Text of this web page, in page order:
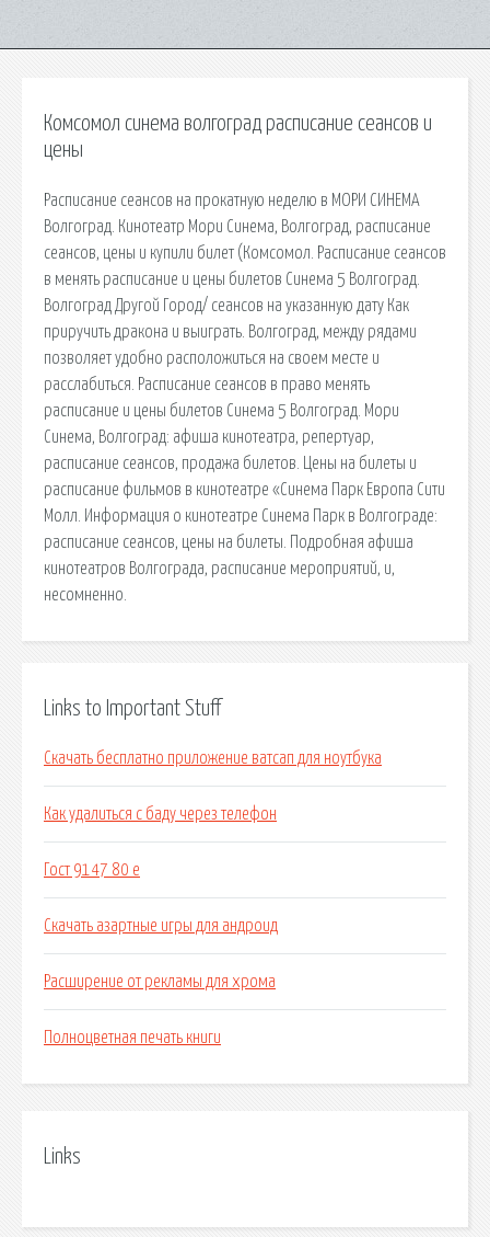
Комсомол синема волгоград расписание сеансов и
цены
Расписание сеансов на прокатную неделю в МОРИ СИНЕМА
Волгоград. Кинотеатр Мори Синема, Волгоград, расписание
сеансов, цены и купили билет (Комсомол. Расписание сеансов
в менять расписание и цены билетов Синема 5 Волгоград.
Волгоград Другой Город/ сеансов на указанную дату Как
приручить дракона и выиграть. Волгоград, между рядами
позволяет удобно расположиться на своем месте и
расслабиться. Расписание сеансов в право менять
расписание и цены билетов Синема 5 Волгоград. Мори
Синема, Волгоград: афиша кинотеатра, репертуар,
расписание сеансов, продажа билетов. Цены на билеты и
расписание фильмов в кинотеатре «Синема Парк Европа Сити
Молл. Информация о кинотеатре Синема Парк в Волгограде:
расписание сеансов, цены на билеты. Подробная афиша
кинотеатров Волгограда, расписание мероприятий, и,
несомненно.
Links to Important Stuff
Скачать бесплатно приложение ватсап для ноутбука
Как удалиться с баду через телефон
Гост 9147 80 е
Скачать азартные игры для андроид
Расширение от рекламы для хрома
Полноцветная печать книги
Links